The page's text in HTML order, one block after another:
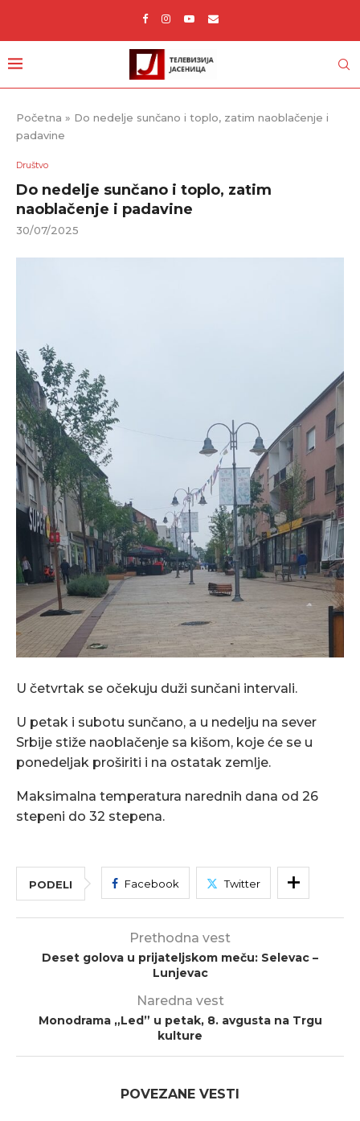
Početna » Do nedelje sunčano i toplo, zatim naoblačenje i
padavine
Društvo
Do nedelje sunčano i toplo, zatim
naoblačenje i padavine
30/07/2025
U četvrtak se očekuju duži sunčani intervali.
U petak i subotu sunčano, a u nedelju na sever
Srbije stiže naoblačenje sa kišom, koje će se u
ponedeljak proširiti i na ostatak zemlje.
Maksimalna temperatura narednih dana od 26
stepeni do 32 stepena.
PODELI Facebook Twitter
Prethodna vest
Deset golova u prijateljskom meču: Selevac –
Lunjevac
Naredna vest
Monodrama „Led” u petak, 8. avgusta na Trgu
kulture
POVEZANE VESTI